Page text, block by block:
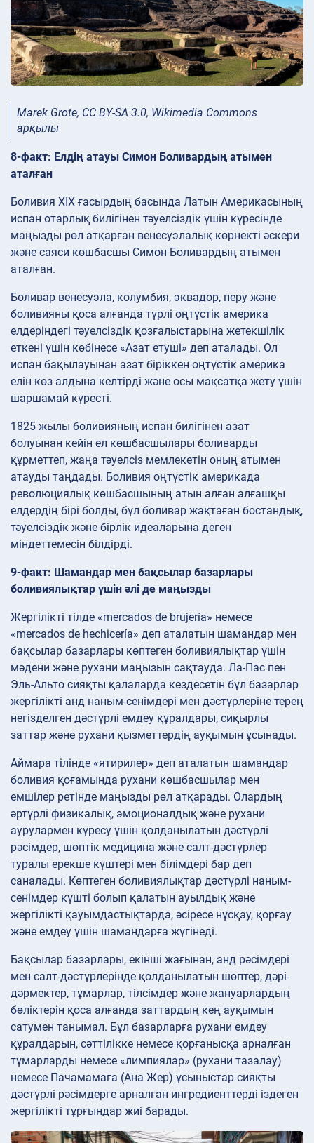
Marek Grote, CC BY-SA 3.0, Wikimedia Commons
арқылы
8-факт: Елдің атауы Симон Боливардың атымен
аталған
Боливия XIX ғасырдың басында Латын Америкасының
испан отарлық билігінен тәуелсіздік үшін күресінде
маңызды рөл атқарған венесуэлалық көрнекті әскери
және саяси көшбасшы Симон Боливардың атымен
аталған.
Боливар венесуэла, колумбия, эквадор, перу және
боливияны қоса алғанда түрлі оңтүстік америка
елдеріндегі тәуелсіздік қозғалыстарына жетекшілік
еткені үшін көбінесе «Азат етуші» деп аталады. Ол
испан бақылауынан азат біріккен оңтүстік америка
елін көз алдына келтірді және осы мақсатқа жету үшін
шаршамай күресті.
1825 жылы боливияның испан билігінен азат
болуынан кейін ел көшбасшылары боливарды
құрметтеп, жаңа тәуелсіз мемлекетін оның атымен
атауды таңдады. Боливия оңтүстік америкада
революциялық көшбасшының атын алған алғашқы
елдердің бірі болды, бұл боливар жақтаған бостандық,
тәуелсіздік және бірлік идеаларына деген
міндеттемесін білдірді.
9-факт: Шамандар мен бақсылар базарлары
боливиялықтар үшін әлі де маңызды
Жергілікті тілде «mercados de brujería» немесе
«mercados de hechicería» деп аталатын шамандар мен
бақсылар базарлары көптеген боливиялықтар үшін
мәдени және рухани маңызын сақтауда. Ла-Пас пен
Эль-Альто сияқты қалаларда кездесетін бұл базарлар
жергілікті анд наным-сенімдері мен дәстүрлеріне терең
негізделген дәстүрлі емдеу құралдары, сиқырлы
заттар және рухани қызметтердің ауқымын ұсынады.
Аймара тілінде «ятирилер» деп аталатын шамандар
боливия қоғамында рухани көшбасшылар мен
емшілер ретінде маңызды рөл атқарады. Олардың
әртүрлі физикалық, эмоционалдық және рухани
аурулармен күресу үшін қолданылатын дәстүрлі
рәсімдер, шөптік медицина және салт-дәстүрлер
туралы ерекше күштері мен білімдері бар деп
саналады. Көптеген боливиялықтар дәстүрлі наным-
сенімдер күшті болып қалатын ауылдық және
жергілікті қауымдастықтарда, әсіресе нұсқау, қорғау
және емдеу үшін шамандарға жүгінеді.
Бақсылар базарлары, екінші жағынан, анд рәсімдері
мен салт-дәстүрлерінде қолданылатын шөптер, дәрі-
дәрмектер, тұмарлар, тілсімдер және жануарлардың
бөліктерін қоса алғанда заттардың кең ауқымын
сатумен танымал. Бұл базарларға рухани емдеу
құралдарын, сәттілікке немесе қорғанысқа арналған
тұмарларды немесе «лимпиялар» (рухани тазалау)
немесе Пачамамаға (Ана Жер) ұсыныстар сияқты
дәстүрлі рәсімдерге арналған ингредиенттерді іздеген
жергілікті тұрғындар жиі барады.